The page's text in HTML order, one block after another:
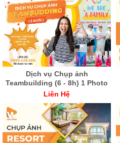
Dịch vụ Chụp ảnh
Teambuilding (6 - 8h) 1 Photo
Liên Hệ